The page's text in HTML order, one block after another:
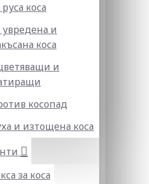
руса коса
увредена и
коса
и
косопад
и изтощена коса
за коса